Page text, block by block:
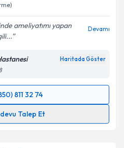
ilişkin
kabul ediyorum.
Talebini Gönder
ameliyatımı yapan
Devamı
Haritada Göster
811 32 74
Talep Et